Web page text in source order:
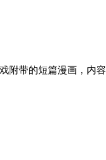
附带的短篇漫画，内